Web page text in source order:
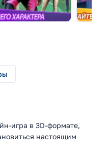
игра в 3D-формате,
настоящим